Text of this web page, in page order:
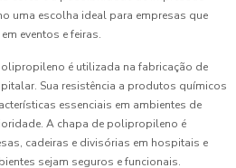
uma escolha ideal para empresas que
eventos e feiras.
é utilizada na fabricação de
Sua resistência a produtos químicos
essenciais em ambientes de
A chapa de polipropileno é
cadeiras e divisórias em hospitais e
sejam seguros e funcionais.